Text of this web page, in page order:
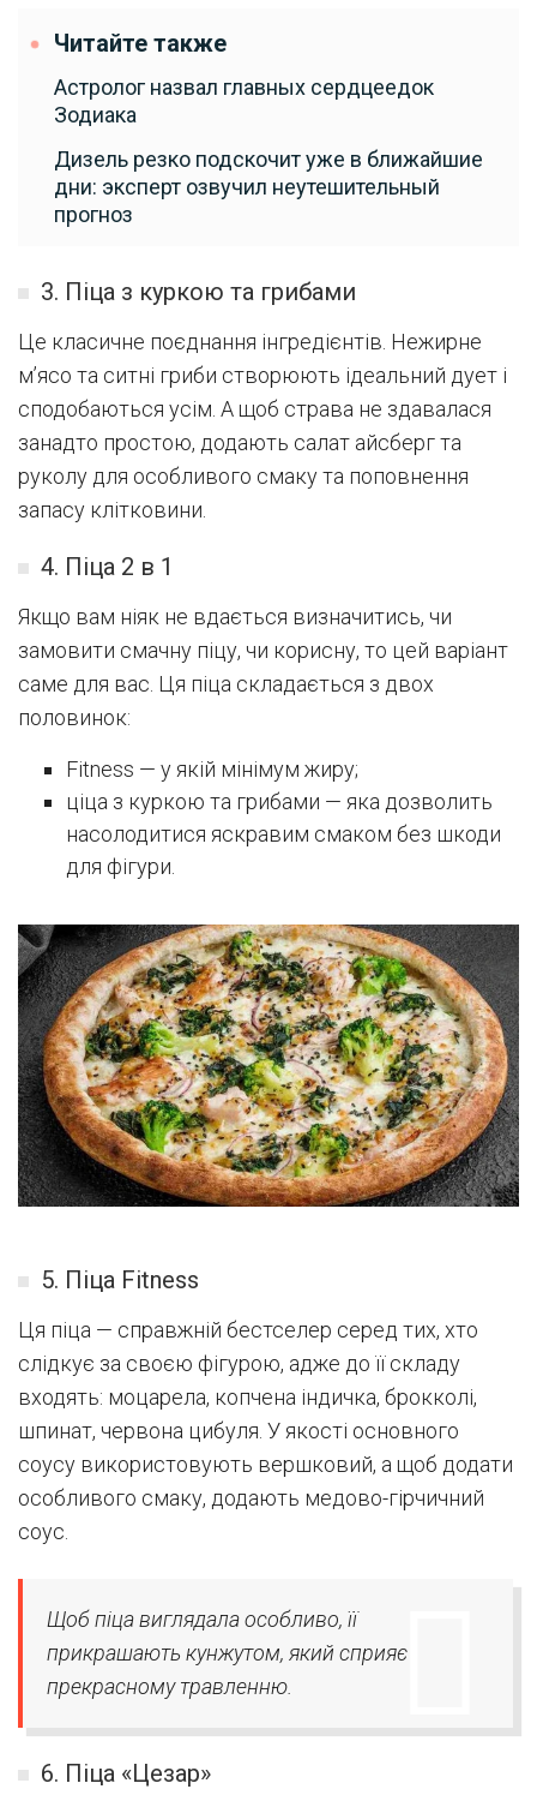
Читайте также
Астролог назвал главных сердцеедок
Зодиака
Дизель резко подскочит уже в ближайшие
дни: эксперт озвучил неутешительный
прогноз
3. Піца з куркою та грибами
Це класичне поєднання інгредієнтів. Нежирне
м’ясо та ситні гриби створюють ідеальний дует і
сподобаються усім. А щоб страва не здавалася
занадто простою, додають салат айсберг та
руколу для особливого смаку та поповнення
запасу клітковини.
4. Піца 2 в 1
Якщо вам ніяк не вдається визначитись, чи
замовити смачну піцу, чи корисну, то цей варіант
саме для вас. Ця піца складається з двох
половинок:
Fitness — у якій мінімум жиру;
ціца з куркою та грибами — яка дозволить
насолодитися яскравим смаком без шкоди
для фігури.
5. Піца Fitness
Ця піца — справжній бестселер серед тих, хто
слідкує за своєю фігурою, адже до її складу
входять: моцарела, копчена індичка, брокколі,
шпинат, червона цибуля. У якості основного
соусу використовують вершковий, а щоб додати
особливого смаку, додають медово-гірчичний
соус.
Щоб піца виглядала особливо, її
прикрашають кунжутом, який сприяє
прекрасному травленню.
6. Піца «Цезар»